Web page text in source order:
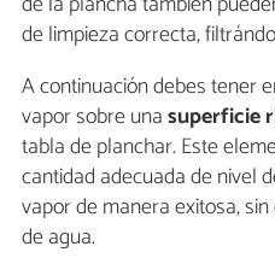
de limpieza correcta,
A continuación debes tener
vapor sobre unasuperficie
tabla de planchar. Este
cantidad adecuada de nivel
vapor de manera exitosa,
de agua.